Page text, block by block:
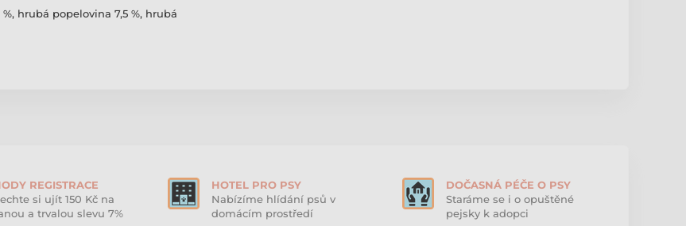
hrubá popelovina 7,5 %, hrubá
REGISTRACE
si ujít 150 Kč na
a trvalou slevu 7%
HOTEL PRO PSY
Nabízíme hlídání psů v
domácím prostředí
DOČASNÁ PÉČE O PSY
Staráme se i o opuštěné
pejsky k adopci